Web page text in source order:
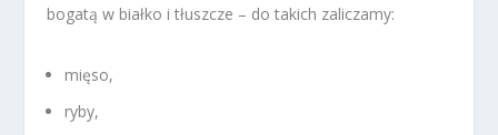
bogatą w białko i tłuszcze – do takich zaliczamy:
mięso,
ryby,